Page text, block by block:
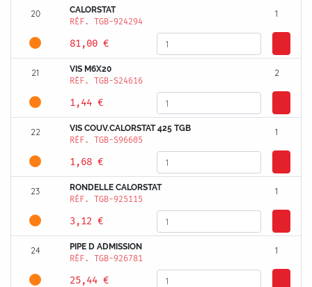
20
CALORSTAT
RÉF.
TGB-924294
1
81,00 €
21
VIS M6X20
RÉF.
TGB-S24616
2
1,44 €
22
VIS COUV.CALORSTAT 425 TGB
RÉF.
TGB-S96605
1
1,68 €
23
RONDELLE CALORSTAT
RÉF.
TGB-925115
1
3,12 €
24
PIPE D ADMISSION
RÉF.
TGB-926781
1
25,44 €